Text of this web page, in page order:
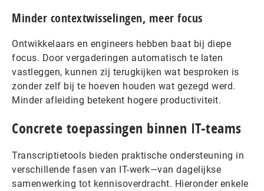
Minder contextwisselingen, meer focus
Ontwikkelaars en engineers hebben baat bij diepe
focus. Door vergaderingen automatisch te laten
vastleggen, kunnen zij terugkijken wat besproken is
zonder zelf bij te hoeven houden wat gezegd werd.
Minder afleiding betekent hogere productiviteit.
Concrete toepassingen binnen IT-teams
Transcriptietools bieden praktische ondersteuning in
verschillende fasen van IT-werk—van dagelijkse
samenwerking tot kennisoverdracht. Hieronder enkele